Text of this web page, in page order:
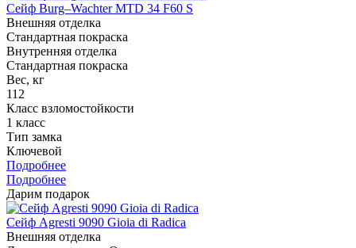
Сейф Burg–Wachter MTD 34 F60 S
Внешняя отделка
Стандартная покраска
Внутренняя отделка
Стандартная покраска
Вес, кг
112
Класс взломостойкости
1 класс
Тип замка
Ключевой
Подробнее
Подробнее
Дарим подарок
Сейф Agresti 9090 Gioia di Radica
Внешняя отделка